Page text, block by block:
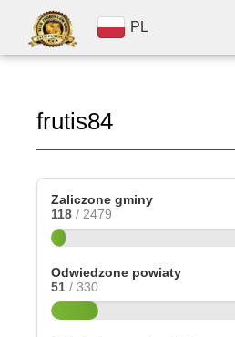
PL
frutis84
Zaliczone gminy
118 / 2479
Odwiedzone powiaty
51 / 330